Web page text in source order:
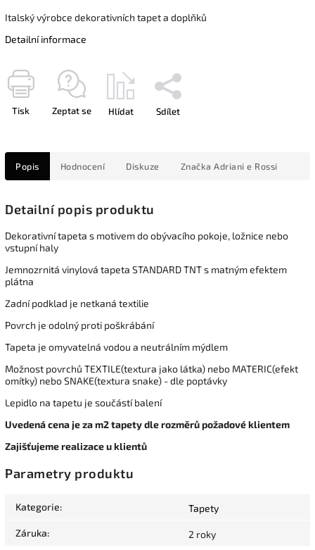
Italský výrobce dekorativních tapet a doplňků
Detailní informace
Tisk Zeptat se Hlídat Sdílet
Popis Hodnocení Diskuze Značka Adriani e Rossi
Detailní popis produktu
Dekorativní tapeta s motivem do obývacího pokoje, ložnice nebo
vstupní haly
Jemnozrnitá vinylová tapeta STANDARD TNT s matným efektem
plátna
Zadní podklad je netkaná textilie
Povrch je odolný proti poškrábání
Tapeta je omyvatelná vodou a neutrálním mýdlem
Možnost povrchů TEXTILE(textura jako látka) nebo MATERIC(efekt
omítky) nebo SNAKE(textura snake) - dle poptávky
Lepidlo na tapetu je součástí balení
Uvedená cena je za m2 tapety dle rozměrů požadové klientem
Zajišťujeme realizace u klientů
Parametry produktu
Kategorie: Tapety
Záruka: 2 roky